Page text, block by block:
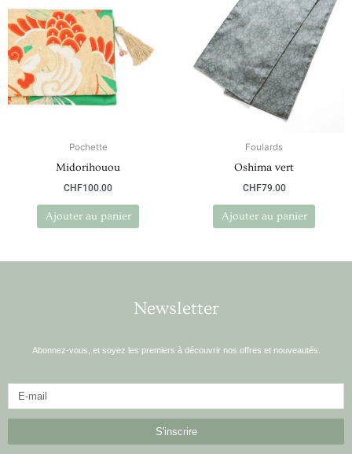
Pochette
Midorihouou
CHF100.00
Ajouter au panier
Foulards
Oshima vert
CHF79.00
Ajouter au panier
Newsletter
Abonnez-vous, et soyez les premiers à découvrir nos offres et nouveautés.
S'inscrire